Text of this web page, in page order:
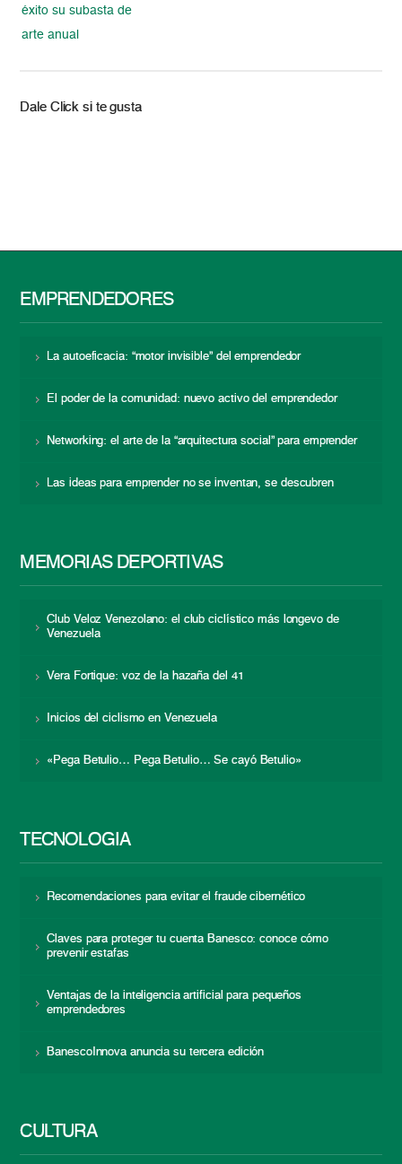
éxito su subasta de
arte anual
Dale Click si te gusta
EMPRENDEDORES
La autoeficacia: “motor invisible” del emprendedor
El poder de la comunidad: nuevo activo del emprendedor
Networking: el arte de la “arquitectura social” para emprender
Las ideas para emprender no se inventan, se descubren
MEMORIAS DEPORTIVAS
Club Veloz Venezolano: el club ciclístico más longevo de
Venezuela
Vera Fortique: voz de la hazaña del 41
Inicios del ciclismo en Venezuela
«Pega Betulio… Pega Betulio… Se cayó Betulio»
TECNOLOGÍA
Recomendaciones para evitar el fraude cibernético
Claves para proteger tu cuenta Banesco: conoce cómo
prevenir estafas
Ventajas de la inteligencia artificial para pequeños
emprendedores
BanescoInnova anuncia su tercera edición
CULTURA